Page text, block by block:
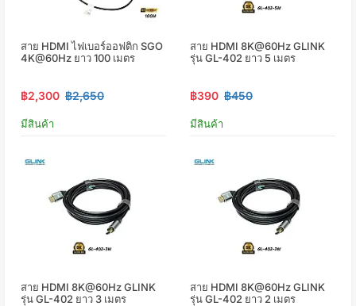
สาย HDMI ไฟเบอร์ออฟติก SGO
4K@60Hz ยาว 100 เมตร
฿2,300 ฿2,650
มีสินค้า
สาย HDMI 8K@60Hz GLINK
รุ่น GL-402 ยาว 5 เมตร
฿390 ฿450
มีสินค้า
สาย HDMI 8K@60Hz GLINK
รุ่น GL-402 ยาว 3 เมตร
สาย HDMI 8K@60Hz GLINK
รุ่น GL-402 ยาว 2 เมตร